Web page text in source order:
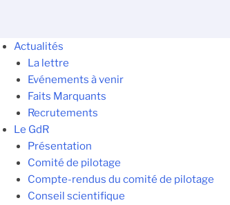
Actualités
La lettre
Evénements à venir
Faits Marquants
Recrutements
Le GdR
Présentation
Comité de pilotage
Compte-rendus du comité de pilotage
Conseil scientifique